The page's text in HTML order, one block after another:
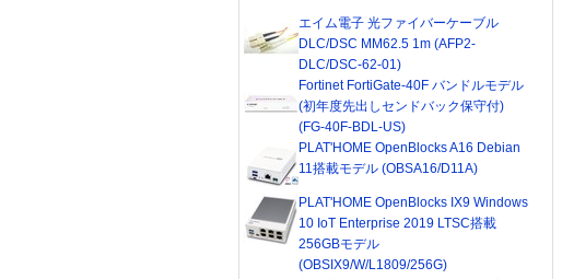
エイム電子 光ファイバーケーブル
DLC/DSC MM62.5 1m (AFP2-
DLC/DSC-62-01)
Fortinet FortiGate-40F バンドルモデル
(初年度先出しセンドバック保守付)
(FG-40F-BDL-US)
PLAT'HOME OpenBlocks A16 Debian
11搭載モデル (OBSA16/D11A)
PLAT'HOME OpenBlocks IX9 Windows
10 IoT Enterprise 2019 LTSC搭載
256GBモデル
(OBSIX9/W/L1809/256G)